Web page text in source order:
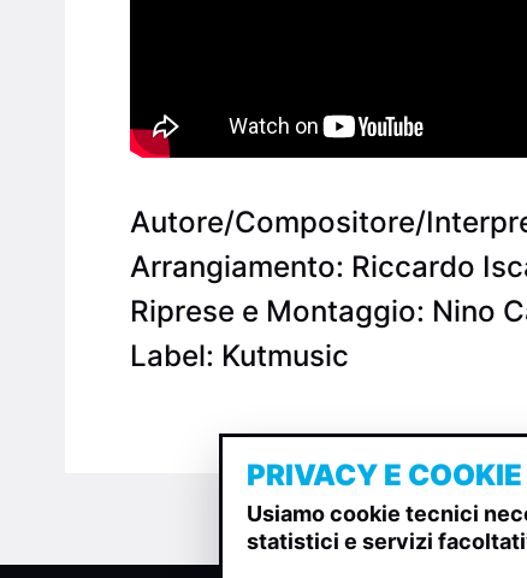
Autore/Compositore/
Arrangiamento: Riccardo
Riprese e Montaggio: Nino
Label: Kutmusic
PRIVACY E COOKIE
Usiamo cookie tecnici
statistici e servizi